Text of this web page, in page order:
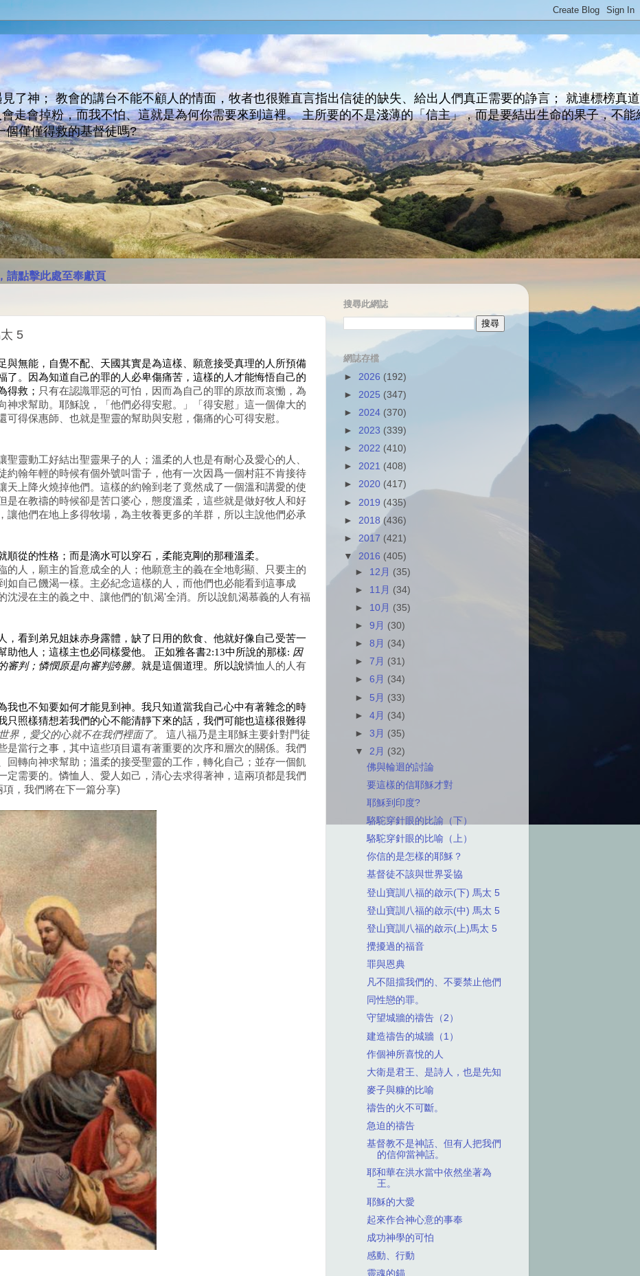
了神； 教會的講台不能不顧人的情面，牧者也很難直言指出信徒的缺失、給出人們真正需要的諍言； 就連標榜真
走會掉粉，而我不怕、這就是為何你需要來到這裡。 主所要的不是淺薄的「信主」，而是要結出生命的果子，不能
個僅僅得救的基督徒嗎?
請點擊此處至奉獻頁
5
與無能，自覺不配、天國其實是為這樣、願意接受真理的人所預備
了。因為知道自己的罪的人必卑傷痛苦，這樣的人才能悔悟自己的
得救； 只有在認識罪惡的可怕，因而為自己的罪的原故而哀慟，為
神求幫助。耶穌說，「他們必得安慰。」「得安慰」這一個偉大的
可得保惠師、也就是聖靈的幫助與安慰，傷痛的心可得安慰。
聖靈動工好結出聖靈果子的人；溫柔的人也是有耐心及愛心的人、
約翰年輕的時候有個外號叫雷子，他有一次因爲一個村莊不肯接待
天上降火燒掉他們。這樣的約翰到老了竟然成了一個溫和講愛的使
是在教禱的時候卻是苦口婆心，態度溫柔，這些就是做好牧人和好
讓他們在地上多得牧場，為主牧養更多的羊群，所以主說他們必承
順從的性格；而是滴水可以穿石，柔能克剛的那種溫柔。
的人，願主的旨意成全的人；他願意主的義在全地彰顯、只要主的
如自己饑渴一樣。主必紀念這樣的人，而他們也必能看到這事成
沈浸在主的義之中、讓他們的'飢渴'全消。所以說飢渴慕義的人有福
，看到弟兄姐妹赤身露體，缺了日用的飲食、他就好像自己受苦一
助他人；這樣主也必同樣愛他。 正如雅各書2:13中所說的那樣: 因
判；憐憫原是向審判誇勝。 就是這個道理。所以說憐恤人的人有
我也不知要如何才能見到神。我只知道當我自己心中有著雜念的時
只照樣猜想若我們的心不能清靜下來的話，我們可能也這樣很難得
界，愛父的心就不在我們裡面了。
這八福乃是主耶穌主要針對門徒
是當行之事，其中這些項目還有著重要的次序和層次的關係。我們
回轉向神求幫助；溫柔的接受聖靈的工作，轉化自己；並存一個飢
定需要的。憐恤人、愛人如己，清心去求得著神，這兩項都是我們
，我們將在下一篇分享)
搜尋此網誌
網誌存檔
► 2026 (192)
► 2025 (347)
► 2024 (370)
► 2023 (339)
► 2022 (410)
► 2021 (408)
► 2020 (417)
► 2019 (435)
► 2018 (436)
► 2017 (421)
▼ 2016 (405)
► 12月 (35)
► 11月 (34)
► 10月 (35)
►9月 (30)
►8月 (34)
►7月 (31)
►6月 (34)
► 5月 (33)
►4月 (34)
►3月 (35)
▼ 2月 (32)
佛與輪迴的討論
要這樣的信耶穌才對
耶穌到印度?
駱駝穿針眼的比諭（下）
駱駝穿針眼的比喻（上）
你信的是怎樣的耶穌？
基督徒不該與世界妥協
登山寶訓八福的啟示(下) 馬太 5
登山寶訓八福的啟示(中) 馬太 5
登山寶訓八福的啟示(上)馬太 5
攪擾過的福音
罪與恩典
凡不阻擋我們的、不要禁止他們
同性戀的罪。
守望城牆的禱告（2）
建造禱告的城牆（1）
作個神所喜悅的人
大衛是君王、是詩人，也是先知
麥子與糠的比喻
禱告的火不可斷。
急迫的禱告
基督教不是神話、但有人把我們
的信仰當神話。
耶和華在洪水當中依然坐著為
王。
耶穌的大愛
起來作合神心意的事奉
成功神學的可怕
感動、行動
靈魂的錨